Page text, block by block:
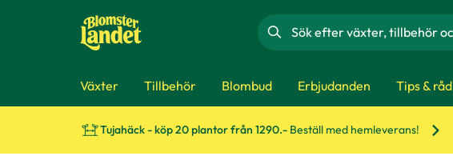
Sök
Växter Tillbehör Blombud Erbjudanden Tips & råd
Tujahäck - köp 20 plantor från 1290.- Beställ med hemleverans!